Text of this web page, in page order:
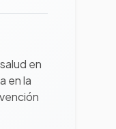
en
en la